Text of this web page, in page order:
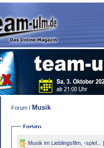
Forum / Musik
Musik im Lieblingsfilm, -